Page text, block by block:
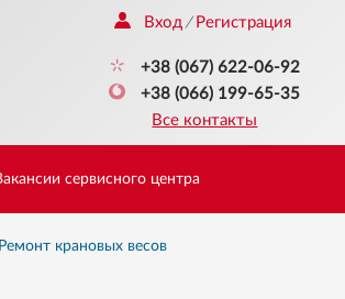
Вход / Регистрация
+38 (067) 622-06-92
+38 (066) 199-65-35
Все контакты
сервисного центра
Ремонт крановых весов